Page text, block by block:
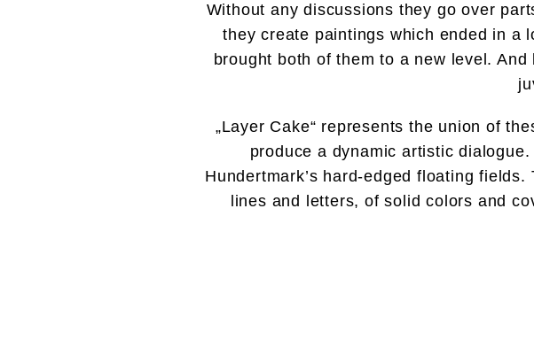
Without any discussions they go over
they create paintings which ended in a
brought both of them to a new level.
„Layer Cake“ represents the union of
produce a dynamic artistic
Hundertmark’s hard-edged floating
lines and letters, of solid colors and